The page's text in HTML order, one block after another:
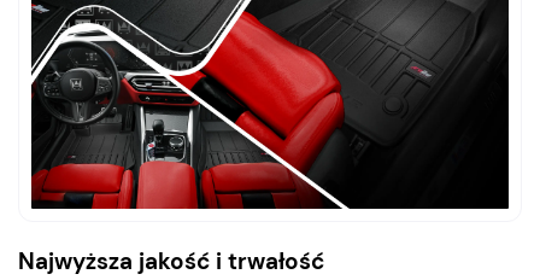
Najwyższa jakość i trwałość